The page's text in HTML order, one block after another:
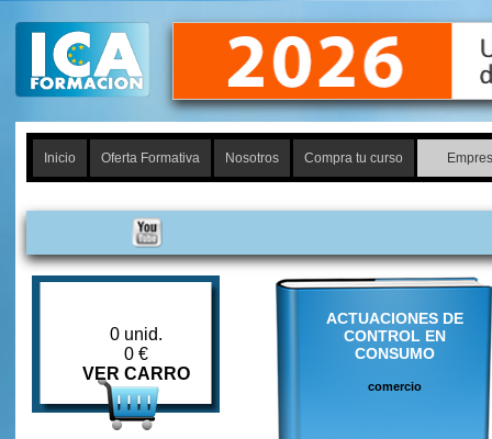
Inicio Oferta Formativa Nosotros Compra tu curso
0 unid.
0 €
VER CARRO
ACTUACIONES DE
CONTROL EN
CONSUMO
comercio